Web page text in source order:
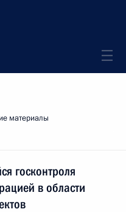
материалы
госконтроля
в области